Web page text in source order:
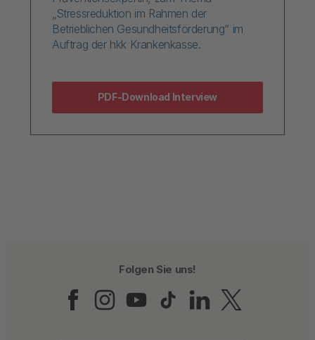
„Stressreduktion im Rahmen der
Betrieblichen Gesundheitsförderung“ im
Auftrag der hkk Krankenkasse.
PDF-Download Interview
Folgen Sie uns!
Folgen Sie uns auf
Folgen Sie uns auf
Folgen Sie uns
Folgen Sie
Folgen